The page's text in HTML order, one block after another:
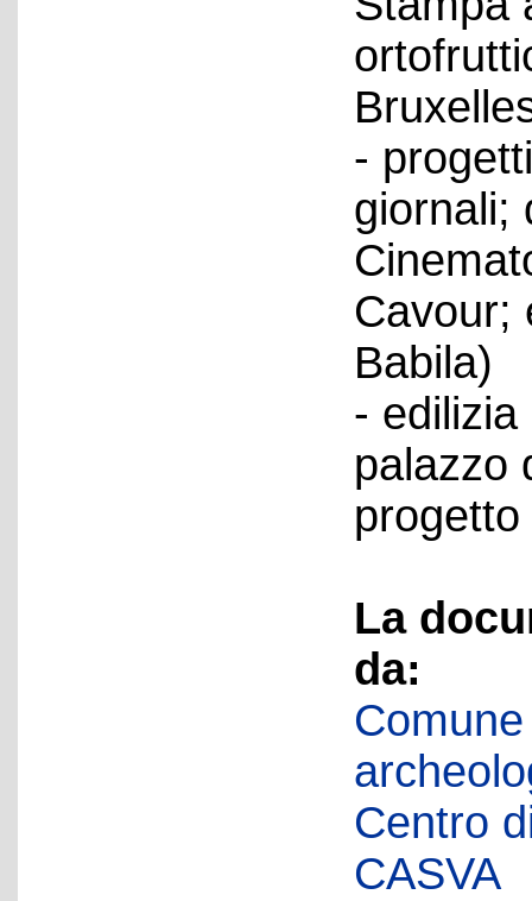
-
giornali;
Cavour;
Babila)
-
palazzo
La
da:
Centro
CASVA